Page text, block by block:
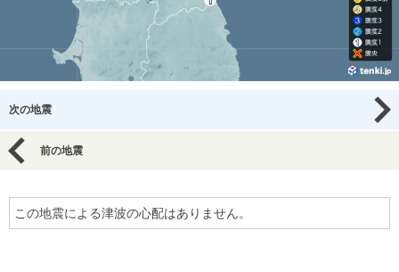
次の地震
前の地震
この地震による津波の心配はありません。